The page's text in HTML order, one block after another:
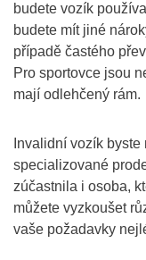
budete vozík
budete mít jiné
případě častého
Pro sportovce jsou
mají odlehčený rám.
Invalidní vozík
specializované
zúčastnila i osoba,
můžete vyzkoušet
vaše požadavky